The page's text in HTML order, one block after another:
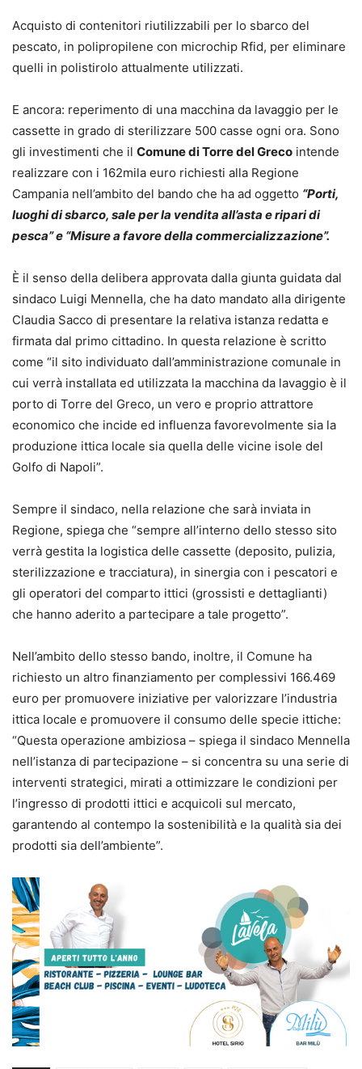
Acquisto di contenitori riutilizzabili per lo sbarco del
pescato, in polipropilene con microchip Rfid, per eliminare
quelli in polistirolo attualmente utilizzati.
E ancora: reperimento di una macchina da lavaggio per le
cassette in grado di sterilizzare 500 casse ogni ora. Sono
gli investimenti che il Comune di Torre del Greco intende
realizzare con i 162mila euro richiesti alla Regione
Campania nell’ambito del bando che ha ad oggetto “Porti,
luoghi di sbarco, sale per la vendita all’asta e ripari di
pesca” e “Misure a favore della commercializzazione”.
È il senso della delibera approvata dalla giunta guidata dal
sindaco Luigi Mennella, che ha dato mandato alla dirigente
Claudia Sacco di presentare la relativa istanza redatta e
firmata dal primo cittadino. In questa relazione è scritto
come “il sito individuato dall’amministrazione comunale in
cui verrà installata ed utilizzata la macchina da lavaggio è il
porto di Torre del Greco, un vero e proprio attrattore
economico che incide ed influenza favorevolmente sia la
produzione ittica locale sia quella delle vicine isole del
Golfo di Napoli”.
Sempre il sindaco, nella relazione che sarà inviata in
Regione, spiega che “sempre all’interno dello stesso sito
verrà gestita la logistica delle cassette (deposito, pulizia,
sterilizzazione e tracciatura), in sinergia con i pescatori e
gli operatori del comparto ittici (grossisti e dettaglianti)
che hanno aderito a partecipare a tale progetto”.
Nell’ambito dello stesso bando, inoltre, il Comune ha
richiesto un altro finanziamento per complessivi 166.469
euro per promuovere iniziative per valorizzare l’industria
ittica locale e promuovere il consumo delle specie ittiche:
“Questa operazione ambiziosa – spiega il sindaco Mennella
nell’istanza di partecipazione – si concentra su una serie di
interventi strategici, mirati a ottimizzare le condizioni per
l’ingresso di prodotti ittici e acquicoli sul mercato,
garantendo al contempo la sostenibilità e la qualità sia dei
prodotti sia dell’ambiente”.